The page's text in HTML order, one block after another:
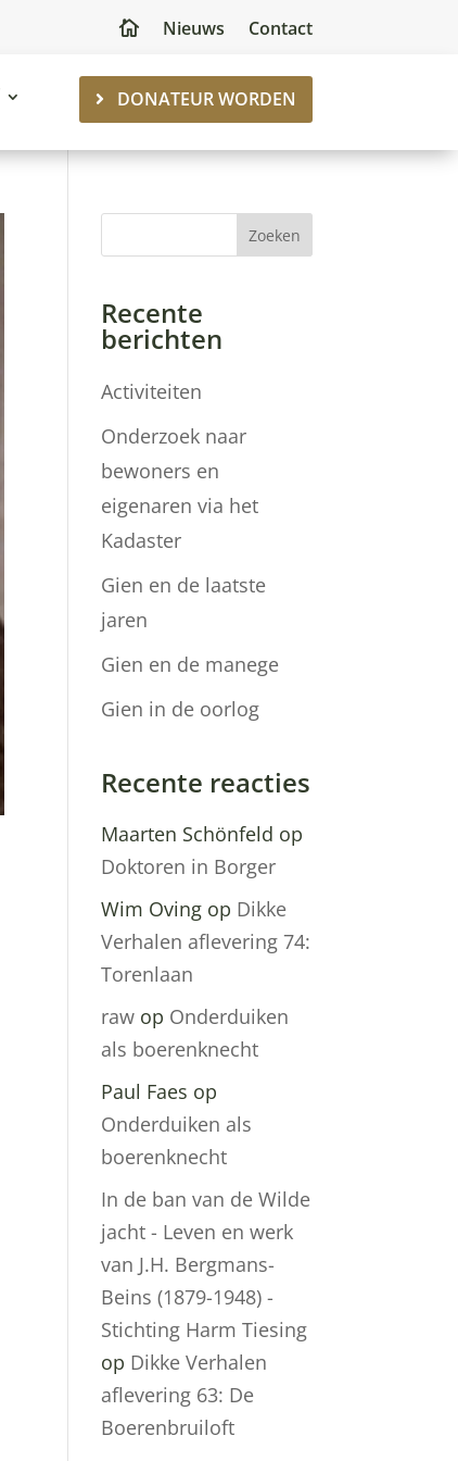
 Nieuws Contact
DONATEUR WORDEN
Zoeken
Recente
berichten
Activiteiten
Onderzoek naar
bewoners en
eigenaren via het
Kadaster
Gien en de laatste
jaren
Gien en de manege
Gien in de oorlog
Recente reacties
Maarten Schönfeld op
Doktoren in Borger
Wim Oving op Dikke
Verhalen aflevering 74:
Torenlaan
raw op Onderduiken
als boerenknecht
Paul Faes op
Onderduiken als
boerenknecht
In de ban van de Wilde
jacht - Leven en werk
van J.H. Bergmans-
Beins (1879-1948) -
Stichting Harm Tiesing
op Dikke Verhalen
aflevering 63: De
Boerenbruiloft